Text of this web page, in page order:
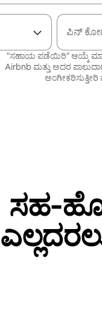
ಪಿನ್
"ಸಹಾಯ ಪಡೆಯಿರಿ" ಆಯ್ಕೆ
Airbnb ಮತ್ತು ಅದರ
ಅಂಗೀಕರಿಸುತ್ತೀರಿ